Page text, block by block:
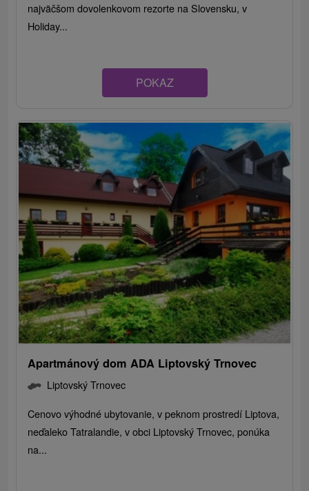
najväčšom dovolenkovom rezorte na Slovensku, v
Holiday...
POKAZ
Apartmánový dom ADA Liptovský Trnovec
Liptovský Trnovec
Cenovo výhodné ubytovanie, v peknom prostredí Liptova,
neďaleko Tatralandie, v obci Liptovský Trnovec, ponúka
na...